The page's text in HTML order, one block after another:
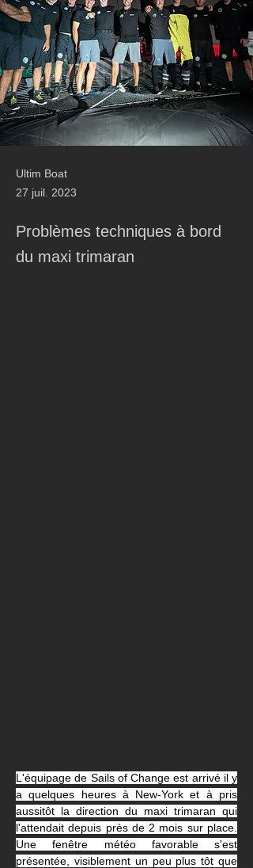
Ultim Boat
27 juil. 2023
Problèmes techniques à bord
du maxi trimaran
L'équipage de Sails of Change est arrivé il y
a quelques heures à New-York et à pris
aussitôt la direction du maxi trimaran qui
l'attendait depuis près de 2 mois sur place.
Une fenêtre météo favorable s'est
présentée, visiblement un peu plus tôt que